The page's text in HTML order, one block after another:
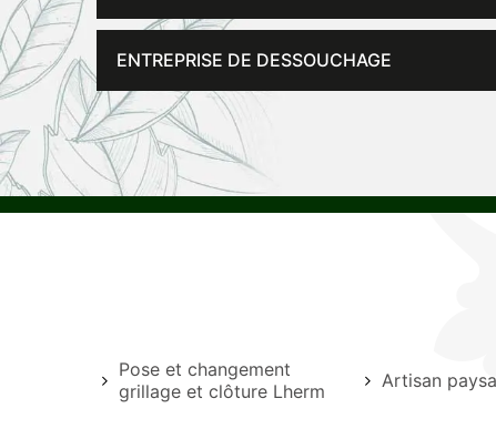
ENTREPRISE DE DESSOUCHAGE
Pose et changement
grillage et clôture Lherm
Artisan